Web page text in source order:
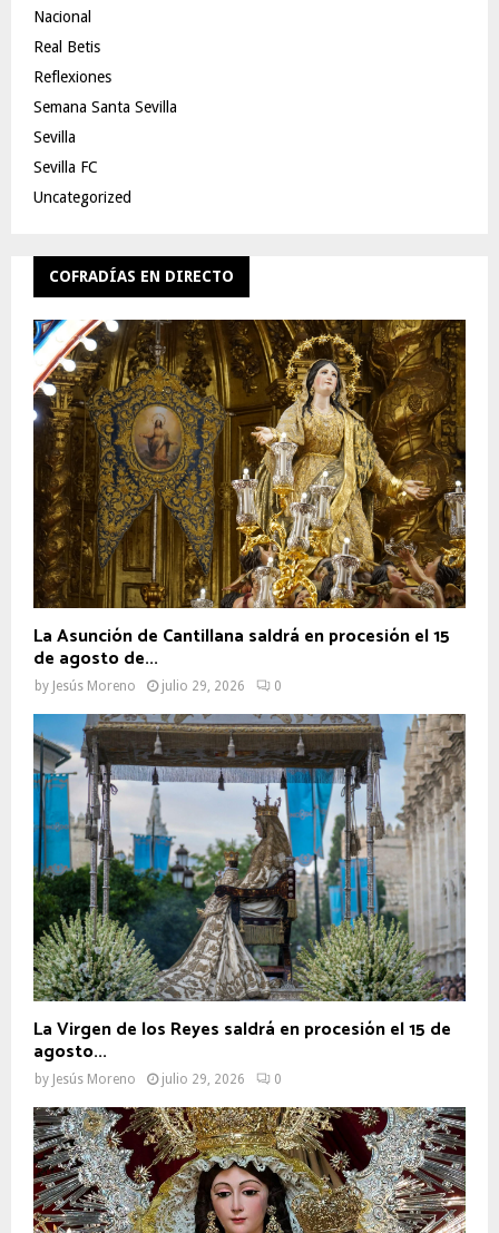
Nacional
Real Betis
Reflexiones
Semana Santa Sevilla
Sevilla
Sevilla FC
Uncategorized
COFRADÍAS EN DIRECTO
La Asunción de Cantillana saldrá en procesión el 15
de agosto de...
by Jesús Moreno julio 29, 2026 0
La Virgen de los Reyes saldrá en procesión el 15 de
agosto...
by Jesús Moreno julio 29, 2026 0